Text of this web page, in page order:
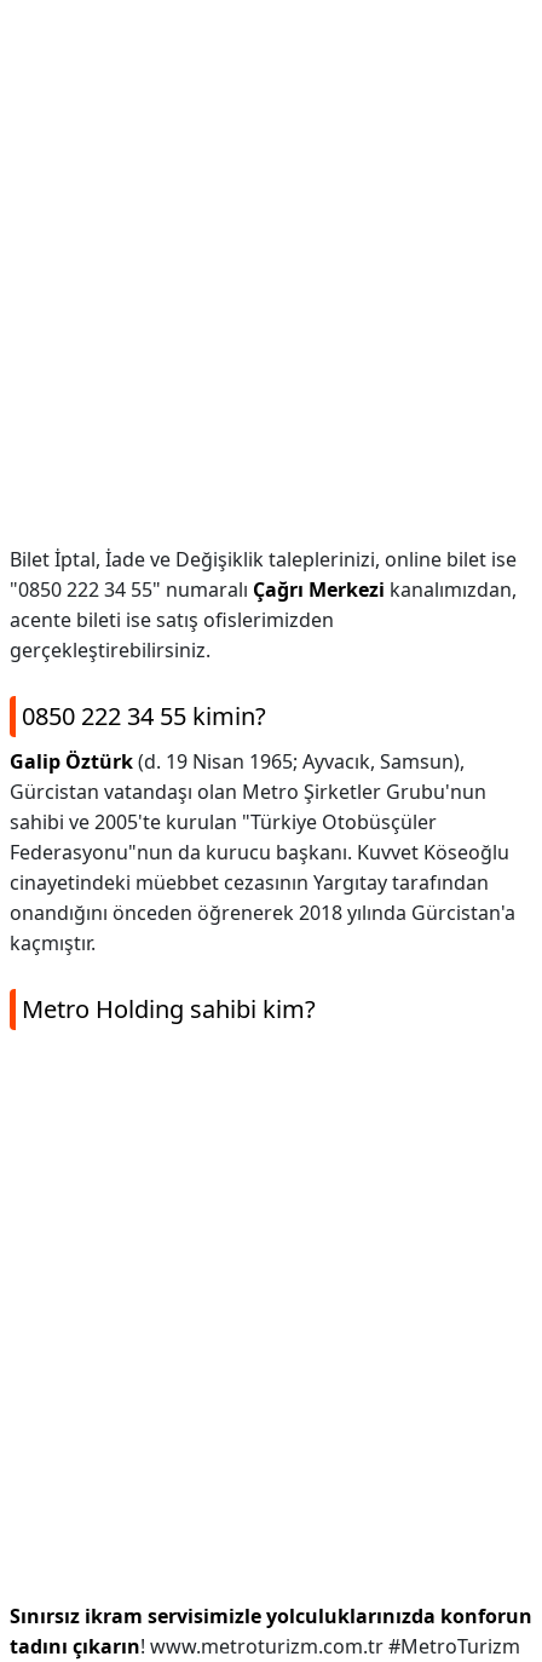
Bilet İptal, İade ve Değişiklik taleplerinizi, online bilet ise
"0850 222 34 55" numaralı Çağrı Merkezi kanalımızdan,
acente bileti ise satış ofislerimizden
gerçekleştirebilirsiniz.
0850 222 34 55 kimin?
Galip Öztürk(d. 19 Nisan 1965; Ayvacık, Samsun),
Gürcistan vatandaşı olan Metro Şirketler Grubu'nun
sahibi ve 2005'te kurulan "Türkiye Otobüsçüler
Federasyonu"nun da kurucu başkanı. Kuvvet Köseoğlu
cinayetindeki müebbet cezasının Yargıtay tarafından
onandığını önceden öğrenerek 2018 yılında Gürcistan'a
kaçmıştır.
Metro Holding sahibi kim?
Sınırsız ikram servisimizle yolculuklarınızda konforun
tadını çıkarın! www.metroturizm.com.tr #MetroTurizm